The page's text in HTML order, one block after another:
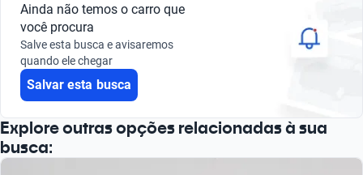
Busque por modelo
Busque por versão
Ainda não temos o carro que
você procura
Salve esta busca e avisaremos
quando ele chegar
Salvar esta busca
Explore outras opções relacionadas à sua
busca: